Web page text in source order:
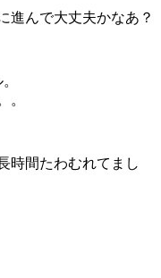
進んで大丈夫かなあ？
。
時間たわむれてまし